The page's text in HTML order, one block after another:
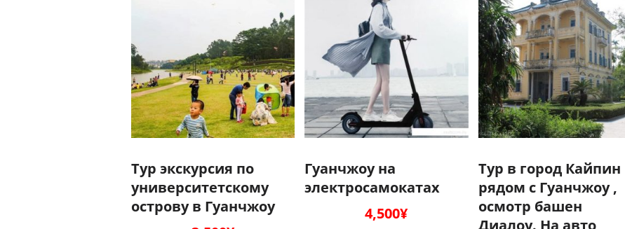
Тур экскурсия по
университетскому
острову в Гуанчжоу
Гуанчжоу на
электросамокатах
4,500¥
Тур в город Кайпин
рядом с Гуанчжоу ,
осмотр башен
Диалоу. На авто